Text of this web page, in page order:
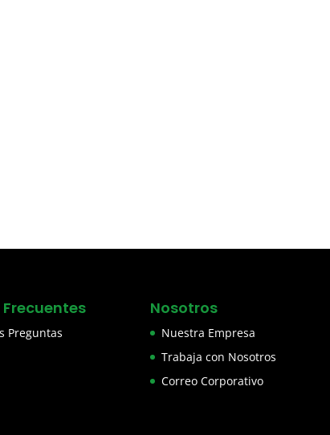
Preguntas
Nosotros
Nuestra Empresa
Trabaja con Nosotros
Correo Corporativo